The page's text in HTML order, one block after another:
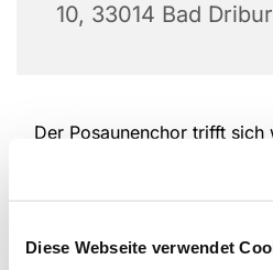
Diese Webseite verwendet
10, 33014 Bad
Der Posaunenchor trifft sich